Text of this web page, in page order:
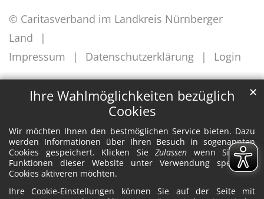
Ihre Wahlmöglichkeiten bezüglich
Cookies
Wir möchten Ihnen den bestmöglichen Service bieten. Dazu
werden Informationen über Ihren Besuch in sogenannten
Cookies gespeichert. Klicken SieZulassen wenn Sie alle
Funktionen dieser Website unter Verwendung spezieller
Cookies aktiveren möchten.
Ihre Cookie-Einstellungen können Sie auf der Seite mit
✕
© Caritasverband im Landkreis Nürnberger
Land
Impressum
Datenschutzerklärung Login